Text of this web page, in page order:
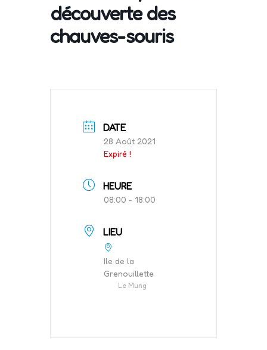
découverte des
chauves-souris
DATE
28 Août 2021
Expiré !
HEURE
08:00 - 18:00
LIEU
Ile de la
Grenouillette
Le Mung